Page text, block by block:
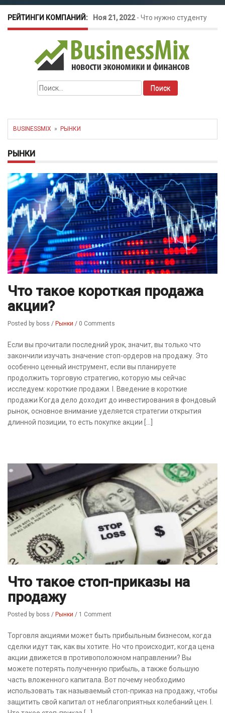
РЕЙТИНГИ КОМПАНИЙ: Окт 26, 2022- Телефония для
amoCRM: лучшие инструменты для
бизнеса
-Курсовые колебания:
как защитить свой бизнес?
Найти:
BUSINESSMIX » РЫНКИ
РЫНКИ
Что такое короткая продажа
акции?
Posted by boss / Рынки / 0 Comments
Если вы прочитали последний урок, значит, вы только что
закончили изучать значение стоп-ордеров на продажу. Это
особенно ценный инструмент, если вы планируете
продолжить торговую стратегию, которую мы сейчас
исследуем: короткие продажи. I. Введение в короткие
продажи Когда дело доходит до инвестирования в фондовый
рынок, основное внимание уделяется стратегии открытия
длинной позиции, то есть покупке акции […]
Что такое стоп-приказы на
продажу
Posted by boss / Рынки / 1 Comment
Торговля акциями может быть прибыльным бизнесом, когда
сделки идут так, как вы хотите. Но что происходит, когда цена
акции движется в противоположном направлении? Вы
можете потерять полученную прибыль, а также большую
часть вложенного капитала. Вот почему необходимо
использовать так называемый стоп-приказ на продажу, чтобы
защитить свой капитал от неблагоприятных колебаний цен. I.